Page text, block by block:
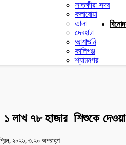
সাতক্ষীরা সদর
কলারোয়া
তালা
দেবহাটা
আশাশুনি
কালিগঞ্জ
শ্যামনগর
লাখ ৭৮ হাজার শিশুকে দেওয়া
২০২৬, ৩:২০ অপরাহ্ণ